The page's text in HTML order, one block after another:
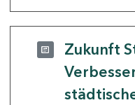
Zukunft